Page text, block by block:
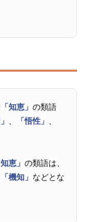
「知恵」の類語
「悟性」
知恵」の類語は、
「機知」 などとな